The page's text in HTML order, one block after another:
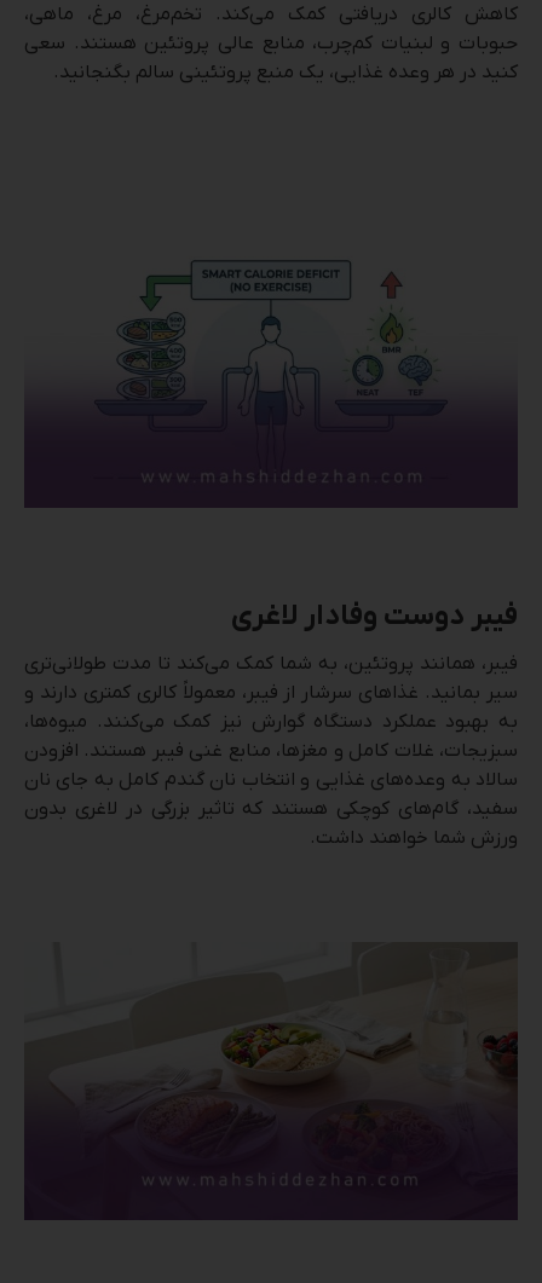
کاهش کالری دریافتی کمک می‌کند. تخم‌مرغ، مرغ، ماهی،
حبوبات و لبنیات کم‌چرب، منابع عالی پروتئین هستند. سعی
کنید در هر وعده غذایی، یک منبع پروتئینی سالم بگنجانید.
فیبر دوست وفادار لاغری
فیبر، همانند پروتئین، به شما کمک می‌کند تا مدت طولانی‌تری
سیر بمانید. غذاهای سرشار از فیبر، معمولاً کالری کمتری دارند و
به بهبود عملکرد دستگاه گوارش نیز کمک می‌کنند. میوه‌ها،
سبزیجات، غلات کامل و مغزها، منابع غنی فیبر هستند. افزودن
سالاد به وعده‌های غذایی و انتخاب نان گندم کامل به جای نان
سفید، گام‌های کوچکی هستند که تاثیر بزرگی در لاغری بدون
ورزش شما خواهند داشت.